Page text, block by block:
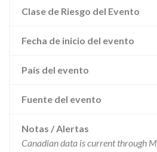
Clase de Riesgo del Evento
Fecha de inicio del evento
País del evento
Fuente del evento
Notas / Alertas
Canadian data is current through